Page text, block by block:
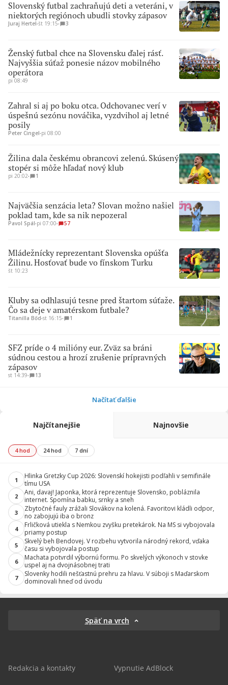
Slovenský futbal zachraňujú deti a veteráni, v
niektorých regiónoch ubudli stovky zápasov
Juraj Hertel∙št 19:15∙ 3
Ženský futbal chce na Slovensku ďalej rásť.
Najvyššia súťaž ponesie názov mobilného
operátora
pi 08:49
Zahral si aj po boku otca. Odchovanec verí v
úspešnú sezónu nováčika, vyzdvihol aj letné
posily
Peter Cingel∙pi 08:00
Žilina dala českému obrancovi zelenú. Skúsený
stopér si môže hľadať nový klub
pi 20:02∙ 1
Najväčšia senzácia leta? Slovan možno našiel
poklad tam, kde sa nik nepozeral
Pavol Spál∙pi 07:00∙ 57
Mládežnícky reprezentant Slovenska opúšťa
Žilinu. Hosťovať bude vo fínskom Turku
št 10:23
Kluby sa odhlasujú tesne pred štartom súťaže.
Čo sa deje v amatérskom futbale?
Titanilla Bőd∙st 16:15∙ 1
SFZ príde o 4 milióny eur. Zväz sa bráni
súdnou cestou a hrozí zrušenie prípravných
zápasov
st 14:39∙ 13
Načítať ďalšie
Najčítanejšie Najnovšie
4 hod 24 hod 7 dní
1
Hlinka Gretzky Cup 2026: Slovenskí hokejisti podľahli v semifinále
tímu USA
2
Ani, davaj! Japonka, ktorá reprezentuje Slovensko, pobláznila
internet. Spomína babku, srnky a sneh
3
Zbytočné fauly zrážali Slovákov na kolená. Favoritovi kládli odpor,
no zabojujú iba o bronz
4
Frličková utiekla s Nemkou zvyšku pretekárok. Na MS si vybojovala
priamy postup
5
Skvelý beh Bendovej. V rozbehu vytvorila národný rekord, vďaka
času si vybojovala postup
6
Machata potvrdil výbornú formu. Po skvelých výkonoch v stovke
uspel aj na dvojnásobnej trati
7
Slovenky hodili nešťastnú prehru za hlavu. V súboji s Maďarskom
dominovali hneď od úvodu
Späť na vrch
Redakcia a kontakty Vypnutie AdBlock